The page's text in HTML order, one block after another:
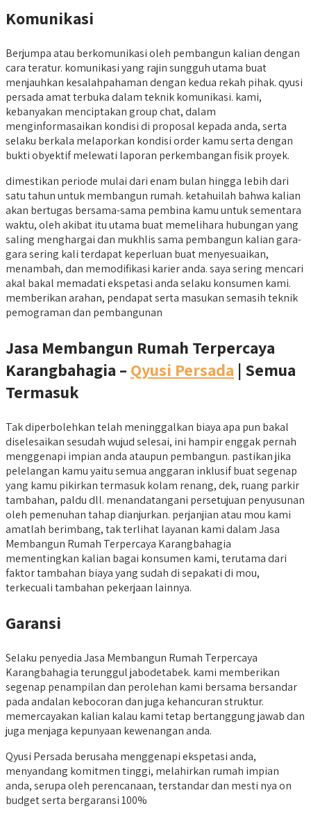
Komunikasi
Berjumpa atau berkomunikasi oleh pembangun kalian dengan
cara teratur. komunikasi yang rajin sungguh utama buat
menjauhkan kesalahpahaman dengan kedua rekah pihak. qyusi
persada amat terbuka dalam teknik komunikasi. kami,
kebanyakan menciptakan group chat, dalam
menginformasaikan kondisi di proposal kepada anda, serta
selaku berkala melaporkan kondisi order kamu serta dengan
bukti obyektif melewati laporan perkembangan fisik proyek.
dimestikan periode mulai dari enam bulan hingga lebih dari
satu tahun untuk membangun rumah. ketahuilah bahwa kalian
akan bertugas bersama-sama pembina kamu untuk sementara
waktu, oleh akibat itu utama buat memelihara hubungan yang
saling menghargai dan mukhlis sama pembangun kalian gara-
gara sering kali terdapat keperluan buat menyesuaikan,
menambah, dan memodifikasi karier anda. saya sering mencari
akal bakal memadati ekspetasi anda selaku konsumen kami.
memberikan arahan, pendapat serta masukan semasih teknik
pemograman dan pembangunan
Jasa Membangun Rumah Terpercaya
Karangbahagia – Qyusi Persada | Semua
Termasuk
Tak diperbolehkan telah meninggalkan biaya apa pun bakal
diselesaikan sesudah wujud selesai, ini hampir enggak pernah
menggenapi impian anda ataupun pembangun. pastikan jika
pelelangan kamu yaitu semua anggaran inklusif buat segenap
yang kamu pikirkan termasuk kolam renang, dek, ruang parkir
tambahan, paldu dll. menandatangani persetujuan penyusunan
oleh pemenuhan tahap dianjurkan. perjanjian atau mou kami
amatlah berimbang, tak terlihat layanan kami dalam Jasa
Membangun Rumah Terpercaya Karangbahagia
mementingkan kalian bagai konsumen kami, terutama dari
faktor tambahan biaya yang sudah di sepakati di mou,
terkecuali tambahan pekerjaan lainnya.
Garansi
Selaku penyedia Jasa Membangun Rumah Terpercaya
Karangbahagia terunggul jabodetabek. kami memberikan
segenap penampilan dan perolehan kami bersama bersandar
pada andalan kebocoran dan juga kehancuran struktur.
memercayakan kalian kalau kami tetap bertanggung jawab dan
juga menjaga kepunyaan kewenangan anda.
Qyusi Persada berusaha menggenapi ekspetasi anda,
menyandang komitmen tinggi, melahirkan rumah impian
anda, serupa oleh perencanaan, terstandar dan mesti nya on
budget serta bergaransi 100%